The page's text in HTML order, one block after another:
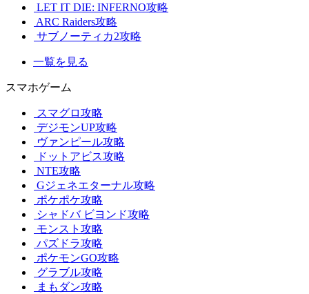
LET IT DIE: INFERNO攻略
ARC Raiders攻略
サブノーティカ2攻略
一覧を見る
スマホゲーム
スマグロ攻略
デジモンUP攻略
ヴァンピール攻略
ドットアビス攻略
NTE攻略
Gジェネエターナル攻略
ポケポケ攻略
シャドバ ビヨンド攻略
モンスト攻略
パズドラ攻略
ポケモンGO攻略
グラブル攻略
まもダン攻略